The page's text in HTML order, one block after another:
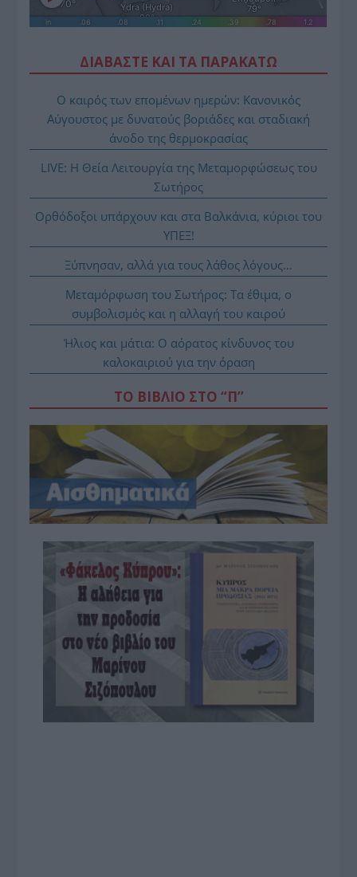
ΔΙΑΒΑΣΤΕ ΚΑΙ ΤΑ ΠΑΡΑΚΑΤΩ
Ο καιρός των επομένων ημερών: Κανονικός
Αύγουστος με δυνατούς βοριάδες και σταδιακή
άνοδο της θερμοκρασίας
LIVE: Η Θεία Λειτουργία της Μεταμορφώσεως του
Σωτήρος
Ορθόδοξοι υπάρχουν και στα Βαλκάνια, κύριοι του
ΥΠΕΞ!
Ξύπνησαν, αλλά για τους λάθος λόγους…
Μεταμόρφωση του Σωτήρος: Τα έθιμα, ο
συμβολισμός και η αλλαγή του καιρού
Ήλιος και μάτια: Ο αόρατος κίνδυνος του
καλοκαιριού για την όραση
ΤΟ ΒΙΒΛΙΟ ΣΤΟ “Π”